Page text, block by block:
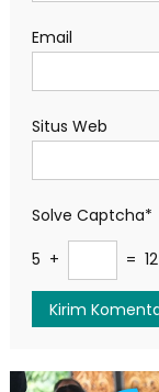
Email
Situs Web
Solve Captcha*
5 +
= 12